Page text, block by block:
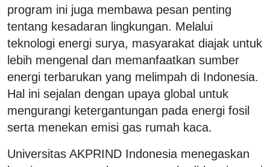
program ini juga membawa pesan penting
tentang kesadaran lingkungan. Melalui
teknologi energi surya, masyarakat diajak untuk
lebih mengenal dan memanfaatkan sumber
energi terbarukan yang melimpah di Indonesia.
Hal ini sejalan dengan upaya global untuk
mengurangi ketergantungan pada energi fosil
serta menekan emisi gas rumah kaca.
Universitas AKPRIND Indonesia menegaskan